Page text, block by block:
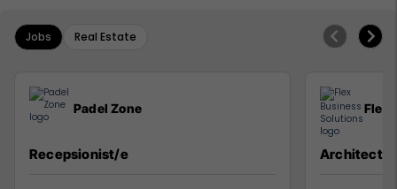
Jobs Real Estate
Padel Zone
Recepsionist/e
Flex
Architect